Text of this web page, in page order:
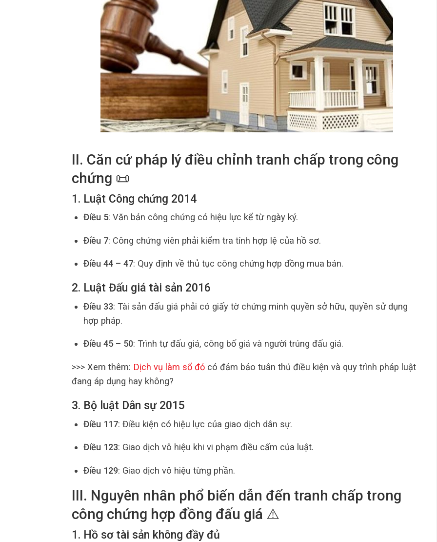
II. Căn cứ pháp lý điều chỉnh tranh chấp trong công
chứng 📜
1. Luật Công chứng 2014
Điều 5: Văn bản công chứng có hiệu lực kể từ ngày ký.
Điều 7: Công chứng viên phải kiểm tra tính hợp lệ của hồ sơ.
Điều 44 – 47: Quy định về thủ tục công chứng hợp đồng mua bán.
2. Luật Đấu giá tài sản 2016
Điều 33: Tài sản đấu giá phải có giấy tờ chứng minh quyền sở hữu, quyền sử dụng
hợp pháp.
Điều 45 – 50: Trình tự đấu giá, công bố giá và người trúng đấu giá.
>>> Xem thêm: Dịch vụ làm sổ đỏ có đảm bảo tuân thủ điều kiện và quy trình pháp luật
đang áp dụng hay không?
3. Bộ luật Dân sự 2015
Điều 117: Điều kiện có hiệu lực của giao dịch dân sự.
Điều 123: Giao dịch vô hiệu khi vi phạm điều cấm của luật.
Điều 129: Giao dịch vô hiệu từng phần.
III. Nguyên nhân phổ biến dẫn đến tranh chấp trong
công chứng hợp đồng đấu giá ⚠️
1. Hồ sơ tài sản không đầy đủ